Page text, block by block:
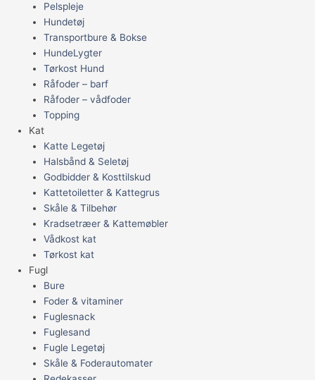
Pelspleje
Hundetøj
Transportbure & Bokse
HundeLygter
Tørkost Hund
Råfoder – barf
Råfoder – vådfoder
Topping
Kat
Katte Legetøj
Halsbånd & Seletøj
Godbidder & Kosttilskud
Kattetoiletter & Kattegrus
Skåle & Tilbehør
Kradsetræer & Kattemøbler
Vådkost kat
Tørkost kat
Fugl
Bure
Foder & vitaminer
Fuglesnack
Fuglesand
Fugle Legetøj
Skåle & Foderautomater